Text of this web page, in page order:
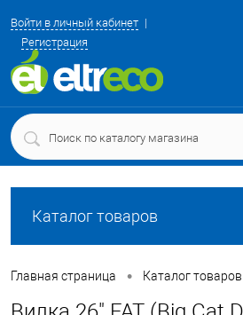
Войти в личный кабинет
Регистрация
Каталог товаров
Главная страница • Каталог товаров